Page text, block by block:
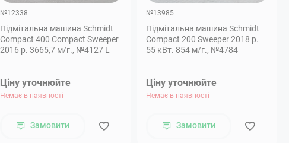
№12338
Підмітальна машина Schmidt
Compact 400 Compact Sweeper
2016 р. 3665,7 м/г., №4127 L
Ціну уточнюйте
Немає в наявності
Замовити
№13985
Підмітальна машина Schmidt
Compact 200 Sweeper 2018 р.
55 кВт. 854 м/г., №4784
Ціну уточнюйте
Немає в наявності
Замовити